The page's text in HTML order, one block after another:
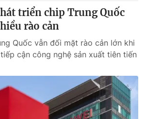
Podcast
Infographic
VTV Thể thao
triển chip Trung Quốc
rào cản
Quốc vẫn đối mặt rào cản lớn khi
cận công nghệ sản xuất tiên tiến